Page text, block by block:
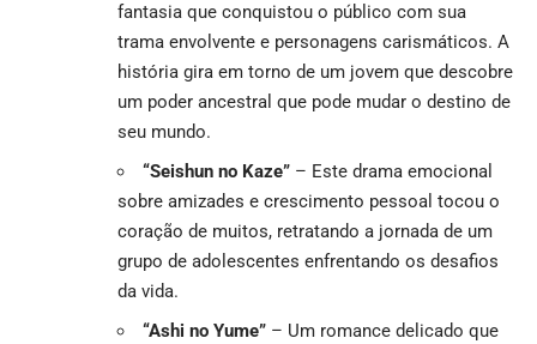
fantasia que conquistou o público com sua
trama envolvente e personagens carismáticos. A
história gira em torno de um jovem que descobre
um poder ancestral que pode mudar o destino de
seu mundo.
“Seishun no Kaze” – Este drama emocional
sobre amizades e crescimento pessoal tocou o
coração de muitos, retratando a jornada de um
grupo de adolescentes enfrentando os desafios
da vida.
“Ashi no Yume” – Um romance delicado que